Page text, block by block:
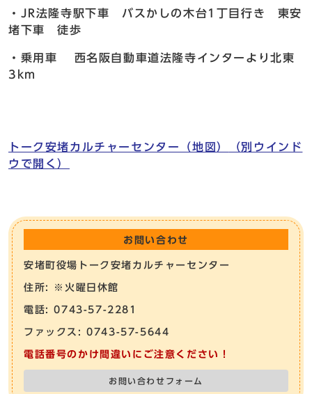
・JR法隆寺駅下車 バスかしの木台1丁目行き 東安
堵下車 徒歩
・乗用車 西名阪自動車道法隆寺インターより北東
3km
トーク安堵カルチャーセンター（地図）
（別ウインド
ウで開く）
お問い合わせ
安堵町役場トーク安堵カルチャーセンター
住所: ※火曜日休館
電話: 0743-57-2281
ファックス: 0743-57-5644
電話番号のかけ間違いにご注意ください！
お問い合わせフォーム